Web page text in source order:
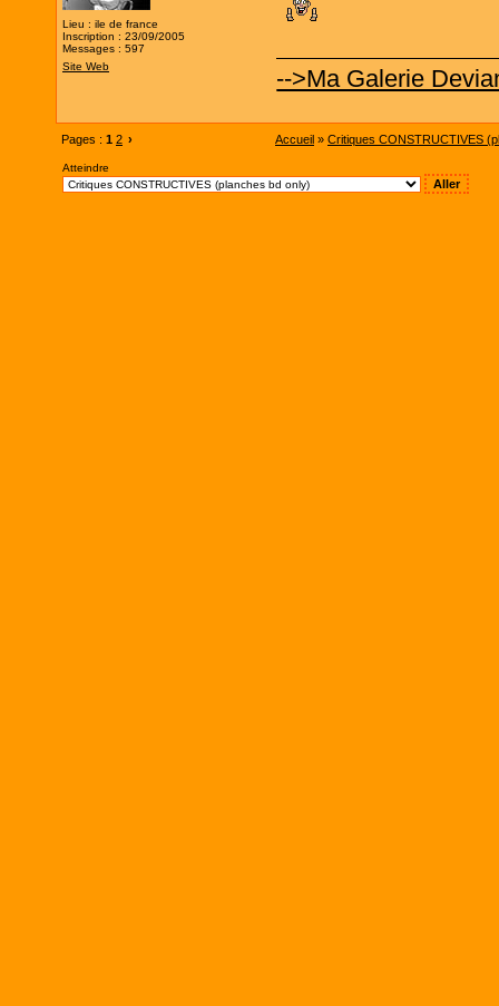
Lieu : ile de france
Inscription : 23/09/2005
Messages : 597
Site Web
-->Ma Galerie
Pages : 1 2 › Accueil » Critiques CONSTRUCTIVES
Atteindre